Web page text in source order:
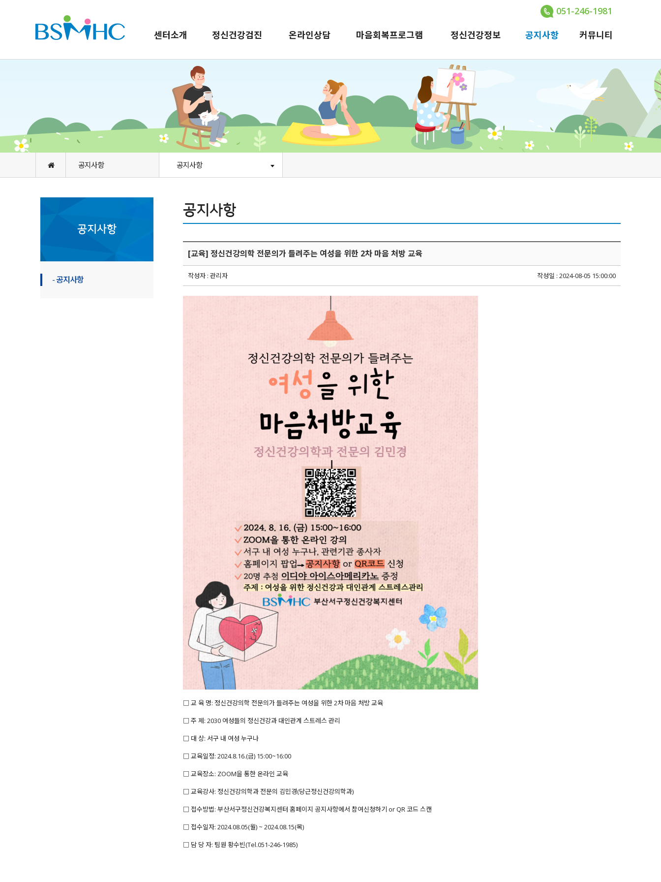
051-246-1981
센터소개 정신건강검진 온라인상담 마음회복프로그램 정신건강정보 공지사항 커뮤니티
공지사항 공지사항
공지사항
- 공지사항
공지사항
[교육] 정신건강의학 전문의가 들려주는 여성을 위한 2차 마음 처방 교육
작성자 : 관리자 작성일 : 2024-08-05 15:00:00
□ 교 육 명: 정신건강의학 전문의가 들려주는 여성을 위한 2차 마음 처방 교육
□ 주 제: 2030 여성들의 정신건강과 대인관계 스트레스 관리
□ 대 상: 서구 내 여성 누구나
□ 교육일정: 2024.8.16.(금) 15:00~16:00
□ 교육장소: ZOOM을 통한 온라인 교육
□ 교육강사: 정신건강의학과 전문의 김민경(당근정신건강의학과)
□ 접수방법: 부산서구정신건강복지센터 홈페이지 공지사항에서 참여신청하기 or QR 코드 스캔
□ 접수일자: 2024.08.05(월) ~ 2024.08.15(목)
□ 담 당 자: 팀원 황수빈(Tel.051-246-1985)